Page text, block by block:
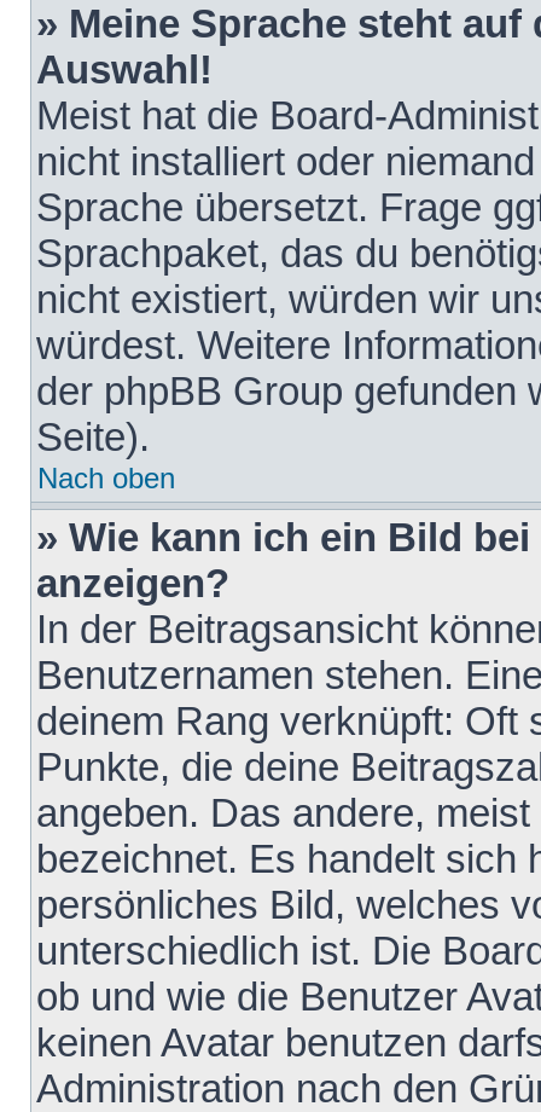
» Meine Sprache steht
Auswahl!
Meist hat die Board-
nicht installiert oder
Sprache übersetzt. Frage
Sprachpaket, das du
nicht existiert, würden wir
würdest. Weitere
der phpBB Group gefunden
Seite).
Nach oben
» Wie kann ich ein Bild
anzeigen?
In der Beitragsansicht
Benutzernamen stehen.
deinem Rang verknüpft: Oft
Punkte, die deine
angeben. Das andere,
bezeichnet. Es handelt sich
persönliches Bild, welches
unterschiedlich ist. Die
ob und wie die Benutzer
keinen Avatar benutzen
Administration nach den